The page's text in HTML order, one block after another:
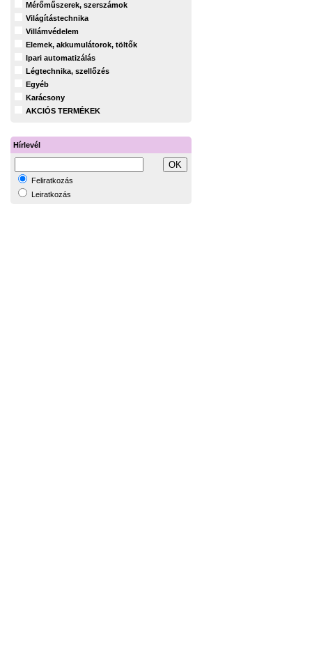
Mérőműszerek, szerszámok
Világítástechnika
Villámvédelem
Elemek, akkumulátorok, töltők
Ipari automatizálás
Légtechnika, szellőzés
Egyéb
Karácsony
AKCIÓS TERMÉKEK
Hírlevél
Feliratkozás
Leiratkozás